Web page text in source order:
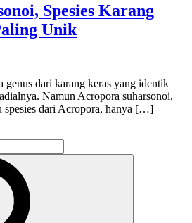
Spesies Karang
Unik
genus dari karang keras yang identik
Namun Acropora suharsonoi,
spesies dari Acropora, hanya […]